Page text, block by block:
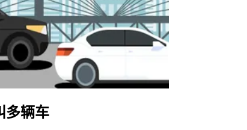
多辆车